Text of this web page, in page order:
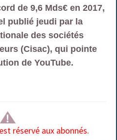
de 9,6 Mds€ en 2017,
publié jeudi par la
des sociétés
(Cisac), qui pointe
de YouTube.
réservé aux abonnés.